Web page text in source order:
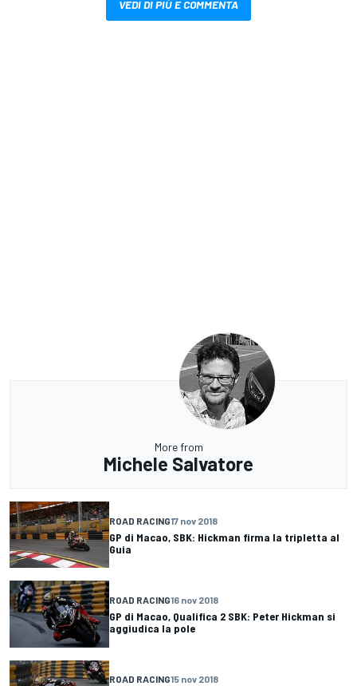
VEDI DI PIÙ E COMMENTA
More from
Michele Salvatore
ROAD RACING17 nov 2018
GP di Macao, SBK: Hickman firma la tripletta al
Guia
ROAD RACING16 nov 2018
GP di Macao, Qualifica 2 SBK: Peter Hickman si
aggiudica la pole
ROAD RACING15 nov 2018